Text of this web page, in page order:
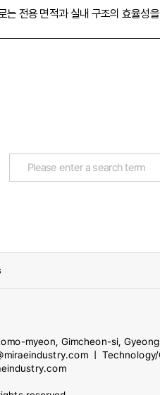
는 전용 면적과 실내 구조의 효율성
myeon, Gimcheon-si,
ㅣ